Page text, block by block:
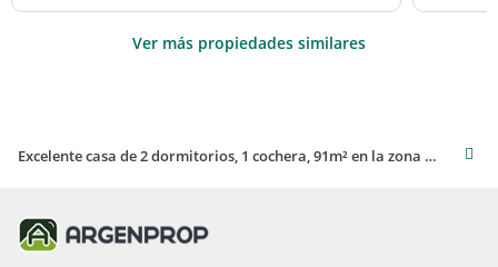
Ver más propiedades similares
Excelente casa de 2 dormitorios, 1 cochera, 91m² en la zona centro de Salta